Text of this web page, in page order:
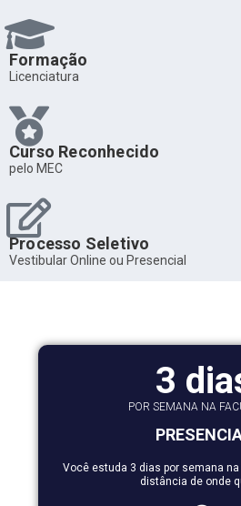
Formação
Licenciatura
Curso Reconhecido
pelo MEC
Processo Seletivo
Vestibular Online ou Presencial
3
POR SEMANA NA
Você estuda 3 dias por semana
distância de onde